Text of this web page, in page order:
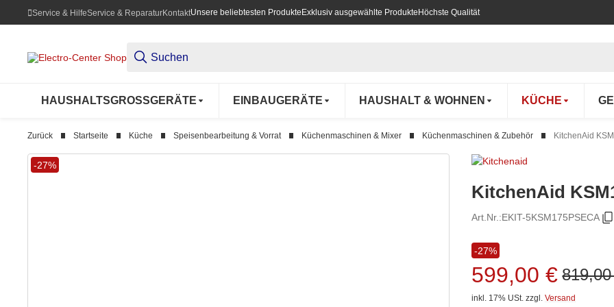
Service & HilfeService & ReparaturKontaktUnsere beliebtesten Produkte Exklusiv ausgewählte Produkte Höchste Qualität
HAUSHALTSGROSSGERÄTE EINBAUGERÄTE HAUSHALT & WOHNEN KÜCHE
Zurück Startseite Küche Speisenbearbeitung & Vorrat Küchenmaschinen & Mixer Küchenmaschinen & Zubehör KitchenAid
-27%
KitchenAid
Art.Nr.:EKIT-5KSM175PSECA
-27%
599,00 €
inkl. 17% USt. zzgl. Versand